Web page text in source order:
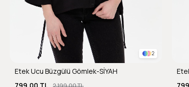
2
Etek Ucu Büzgülü Gömlek-SİYAH